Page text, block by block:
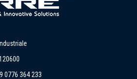
0776 364 233